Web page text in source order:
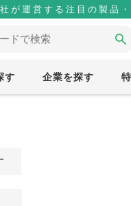
が運営する注目の製品
す 企業を探す